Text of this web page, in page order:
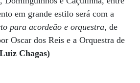
em grande estilo será com a
para acordeão e orquestra, de
Oscar dos Reis e a Orquestra de
Chagas)